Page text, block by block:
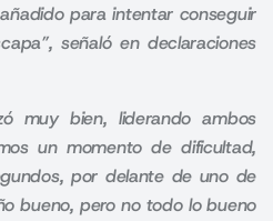
para intentar conseguir
señaló en declaraciones
muy bien, liderando ambos
un momento de dificultad,
por delante de uno de
bueno, pero no todo lo bueno